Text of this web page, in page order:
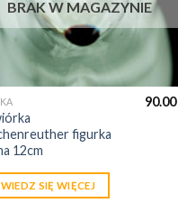
BRAK W MAGAZYNIE
figurka
12cm
90.00
SIĘ WIĘCEJ